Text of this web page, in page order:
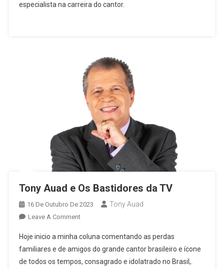
Programa
Comando
De
Luis
Carlos
Cazuza
especialista na carreira do cantor.
Tony Auad e Os Bastidores da TV
16 De Outubro De 2023 Tony Auad
Leave A CommentOn
Auad
E
Os
Hoje inicio a minha coluna comentando as perdas
familiares e de amigos do grande cantor brasileiro e ícone
de todos os tempos, consagrado e idolatrado no Brasil,.